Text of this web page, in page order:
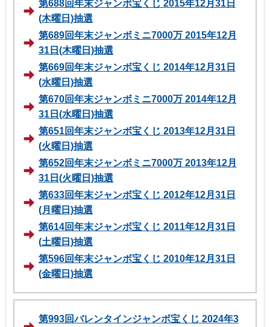
第688回年末ジャンボ宝くじ 2015年12月31日
(木曜日)抽選
第689回年末ジャンボミニ7000万 2015年12月
31日(木曜日)抽選
第669回年末ジャンボ宝くじ 2014年12月31日
(水曜日)抽選
第670回年末ジャンボミニ7000万 2014年12月
31日(水曜日)抽選
第651回年末ジャンボ宝くじ 2013年12月31日
(火曜日)抽選
第652回年末ジャンボミニ7000万 2013年12月
31日(火曜日)抽選
第633回年末ジャンボ宝くじ 2012年12月31日
(月曜日)抽選
第614回年末ジャンボ宝くじ 2011年12月31日
(土曜日)抽選
第596回年末ジャンボ宝くじ 2010年12月31日
(金曜日)抽選
第993回バレンタインジャンボ宝くじ 2024年3